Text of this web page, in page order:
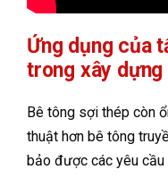
Ứng dụng của
trong xây dựng
Bê tông sợi thép còn
thuật hơn bê tông
bảo được các yêu